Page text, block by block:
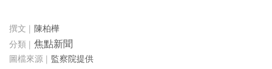
陳柏樺
焦點新聞
監察院提供